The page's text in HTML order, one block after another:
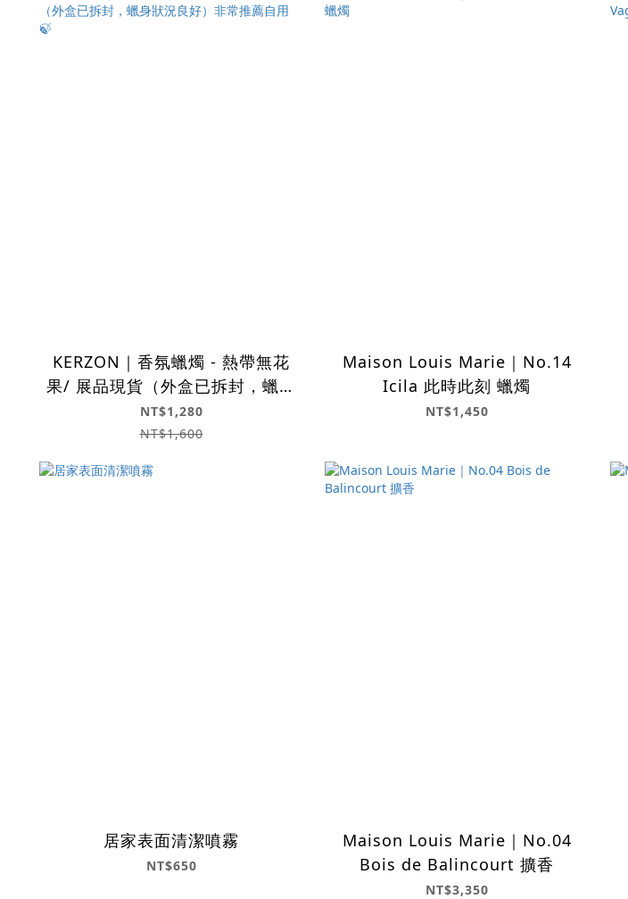
KERZON｜香氛蠟燭 - 熱帶無花
果/ 展品現貨（外盒已拆封，蠟身
狀況良好）非常推薦自用 🍃
NT$1,280
NT$1,600
Maison Louis Marie｜No.14
Icila 此時此刻 蠟燭
NT$1,450
居家表面清潔噴霧
NT$650
Maison Louis Marie｜No.04
Bois de Balincourt 擴香
NT$3,350